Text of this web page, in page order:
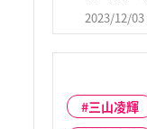
2023/12/03
三山凌輝